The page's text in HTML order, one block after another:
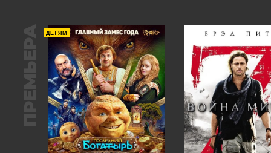
ПРЕМЬЕРА ДЕТЯМ